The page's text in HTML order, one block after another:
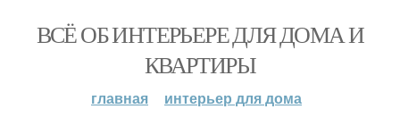
ВСЁ ОБ ИНТЕРЬЕРЕ ДЛЯ ДОМА И
КВАРТИРЫ
главная
интерьер для дома